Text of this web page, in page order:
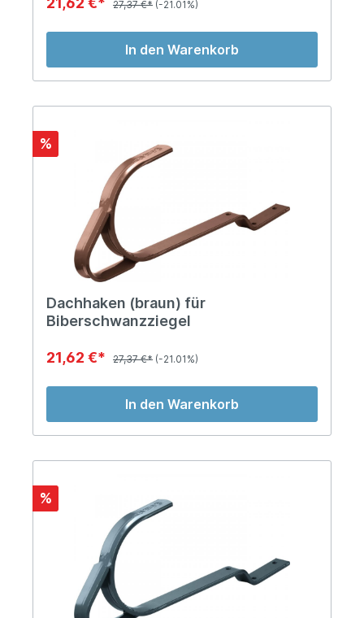
27,37 €* (-21.01%)
In den Warenkorb
%
Dachhaken (braun) für
Biberschwanzziegel
21,62 €* 27,37 €* (-21.01%)
In den Warenkorb
%